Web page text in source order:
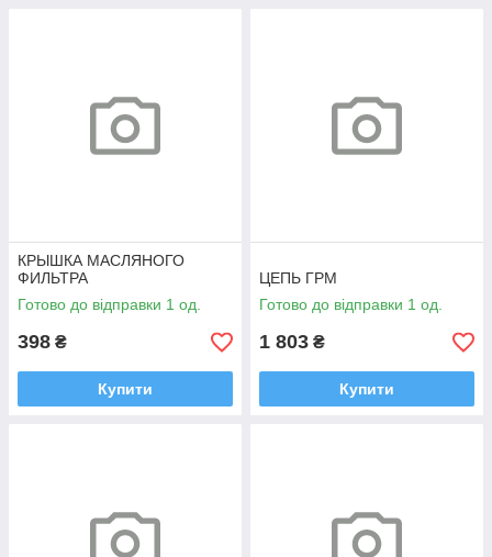
КРЫШКА МАСЛЯНОГО
ФИЛЬТРА
Готово до відправки 1 од.
398 ₴
Купити
ЦЕПЬ ГРМ
Готово до відправки 1 од.
1 803 ₴
Купити